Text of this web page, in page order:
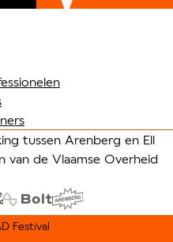
tussen Arenberg en Ell
van de Vlaamse Overheid
Festival